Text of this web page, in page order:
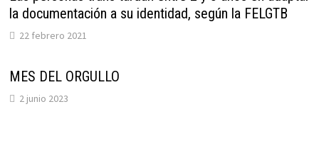
la documentación a su identidad, según la FELGTB
22 febrero 2021
MES DEL ORGULLO
2 junio 2023